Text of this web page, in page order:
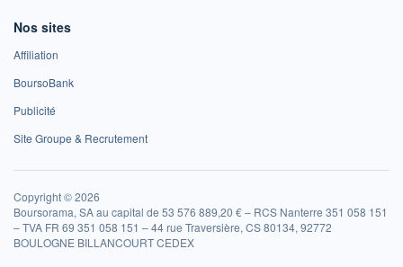
Nos sites
Affiliation
BoursoBank
Publicité
Site Groupe & Recrutement
Copyright © 2026
Boursorama, SA au capital de 53 576 889,20 € – RCS Nanterre 351 058 151
– TVA FR 69 351 058 151 – 44 rue Traversière, CS 80134, 92772
BOULOGNE BILLANCOURT CEDEX